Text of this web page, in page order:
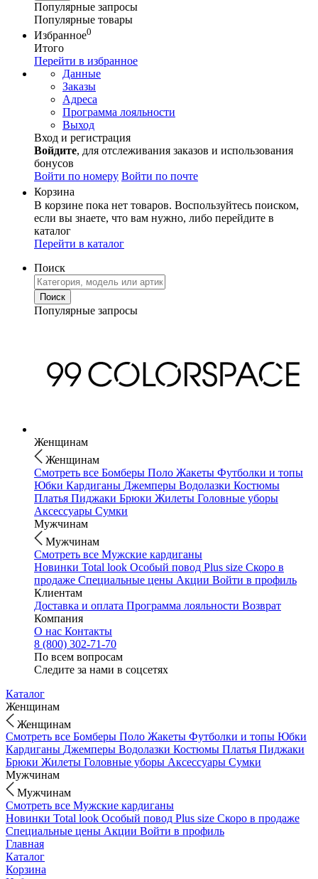
Популярные запросы
Популярные товары
Избранное0
Итого
Перейти в избранное
Данные
Заказы
Адреса
Программа лояльности
Выход
Вход и регистрация
Войдите, для отслеживания заказов и использования
бонусов
Войти по номеру Войти по почте
Корзина
В корзине пока нет товаров. Воспользуйтесь поиском,
если вы знаете, что вам нужно, либо перейдите в
каталог
Перейти в каталог
Поиск
Популярные запросы
Женщинам
Женщинам
Смотреть все Бомберы Поло Жакеты Футболки и топы
Юбки Кардиганы Джемперы Водолазки Костюмы
Платья Пиджаки Брюки Жилеты Головные уборы
Аксессуары Сумки
Мужчинам
Мужчинам
Смотреть все Мужские кардиганы
Новинки Total look Особый повод Plus size Скоро в
продаже Специальные цены Акции Войти в профиль
Клиентам
Доставка и оплата Программа лояльности Возврат
Компания
О нас Контакты
8 (800) 302-71-70
По всем вопросам
Следите за нами в соцсетях
Каталог
Женщинам
Женщинам
Смотреть все Бомберы Поло Жакеты Футболки и топы Юбки
Кардиганы Джемперы Водолазки Костюмы Платья Пиджаки
Брюки Жилеты Головные уборы Аксессуары Сумки
Мужчинам
Мужчинам
Смотреть все Мужские кардиганы
Новинки Total look Особый повод Plus size Скоро в продаже
Специальные цены Акции Войти в профиль
Главная
Каталог
Корзина